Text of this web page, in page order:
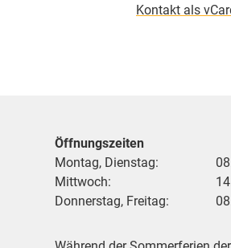
Kontakt als
Öffnungszeiten
Montag, Dienstag:
Mittwoch:
Donnerstag, Freitag: